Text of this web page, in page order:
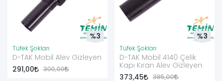
Tüfek Şokları
D-TAK Mobil Alev Gizleyen
291,00
300,00
%3
Tüfek Şokları
D-TAK Mobil 4140 Çelik
Kapı Kıran Alev Gizleyen
373,45
385,00
%3